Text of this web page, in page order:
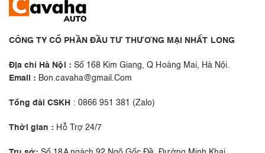
CÔNG TY CỔ PHẦN ĐẦU TƯ THƯƠNG MẠI NHẤT LONG
Địa chỉ Hà Nội : Số 168 Kim Giang, Q Hoàng Mai, Hà Nội.
Email : Bon.cavaha@gmail.Com
Tổng đài CSKH : 0866 951 381 (Zalo)
Thời gian : Hỗ Trợ 24/7